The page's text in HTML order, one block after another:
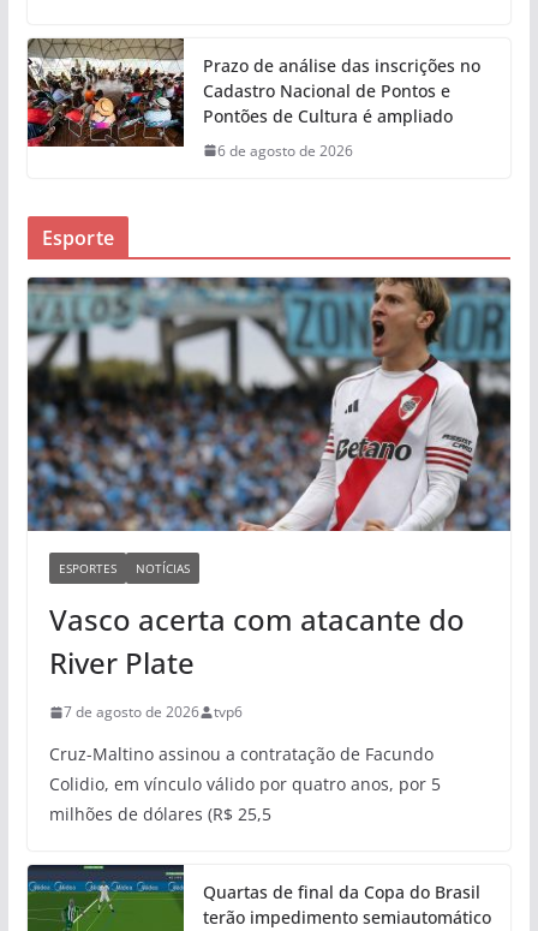
Prazo de análise das inscrições no
Cadastro Nacional de Pontos e
Pontões de Cultura é ampliado
6 de agosto de 2026
Esporte
ESPORTES NOTÍCIAS
Vasco acerta com atacante do
River Plate
7 de agosto de 2026 tvp6
Cruz-Maltino assinou a contratação de Facundo
Colidio, em vínculo válido por quatro anos, por 5
milhões de dólares (R$ 25,5
Quartas de final da Copa do Brasil
terão impedimento semiautomático